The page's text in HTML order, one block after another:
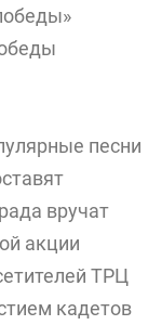
песни
вручат
акции
ТРЦ
кадетов